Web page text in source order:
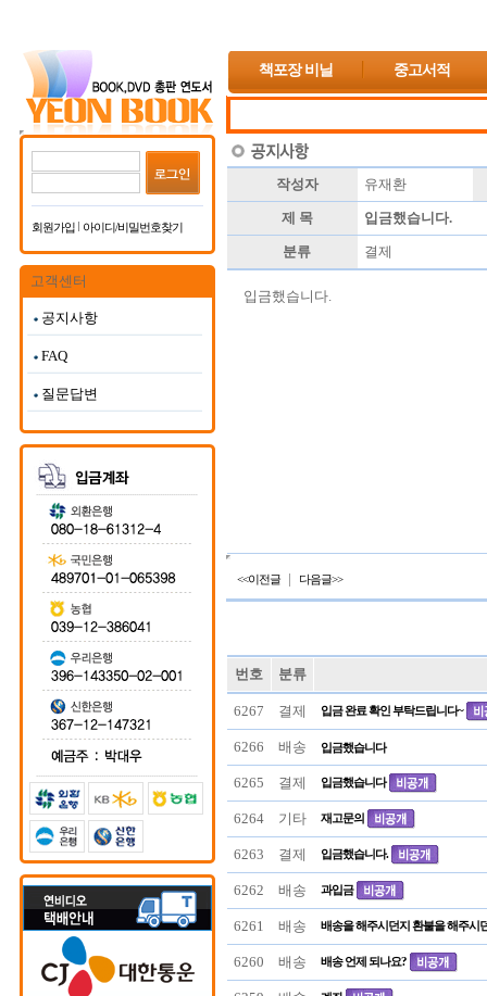
책포장 비닐 중고서적
회원가입 아이디/비밀번호찾기
고객센터
공지사항
FAQ
질문답변
작성자 유재환
제 목 입금했습니다.
분류 결제
입금했습니다.
<<이전글 | 다음글>>
번호 분류
6267 결제 입금 완료 확인 부탁드립니다~
6266 배송 입금했습니다
6265 결제 입금했습니다
6264 기타 재고문의
6263 결제 입금했습니다.
6262 배송 과입금
6261 배송 배송을 해주시던지 환불을 해주시
6260 배송 배송 언제 되나요?